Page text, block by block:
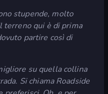
stupende, molto
terreno qui è di prima
partire così di
su quella collina
Si chiama Roadside